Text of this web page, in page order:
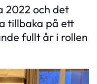
2022 och det
tillbaka på ett
fullt år i rollen